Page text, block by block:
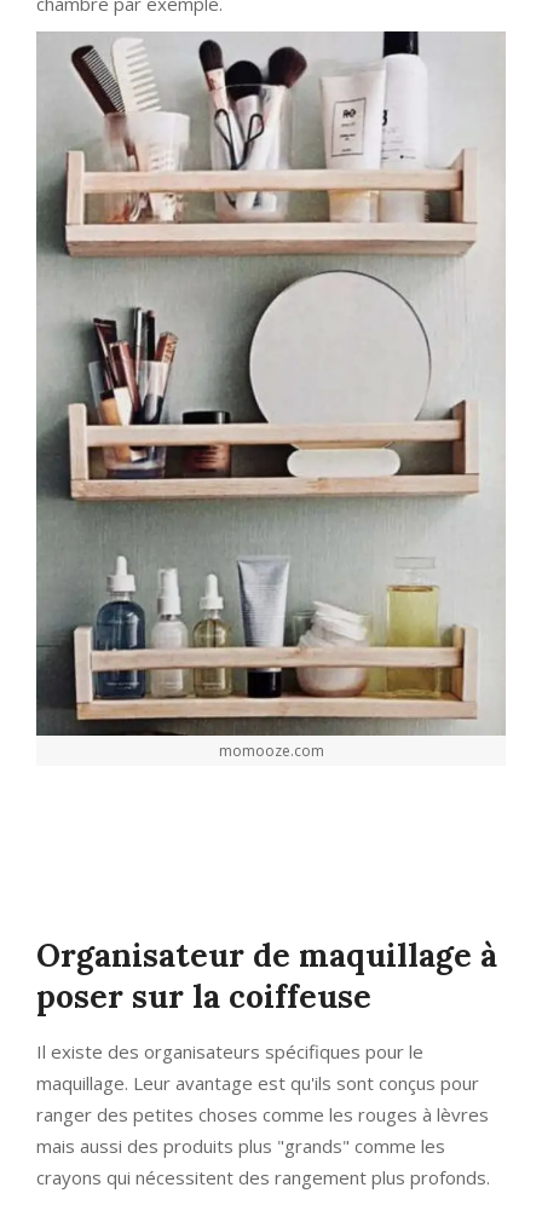
momooze.com
Organisateur de maquillage à
poser sur la coiffeuse
Il existe des organisateurs spécifiques pour le
maquillage. Leur avantage est qu'ils sont conçus pour
ranger des petites choses comme les rouges à lèvres
mais aussi des produits plus "grands" comme les
crayons qui nécessitent des rangement plus profonds.